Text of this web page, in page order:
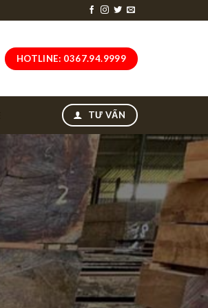
HOTLINE: 0367.94.9999
TƯ VẤN